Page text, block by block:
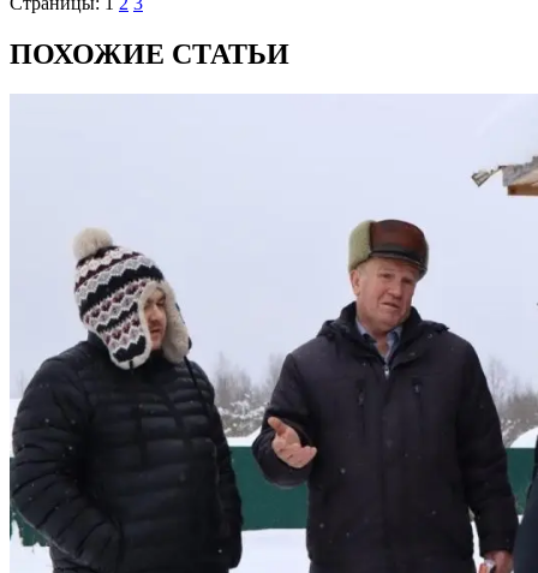
ПОХОЖИЕ СТАТЬИ